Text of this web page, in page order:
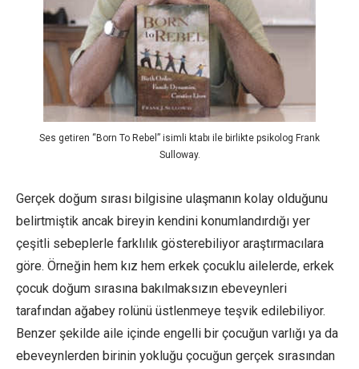
Ses getiren “Born To Rebel” isimli ktabı ile birlikte psikolog Frank
Sulloway.
Gerçek doğum sırası bilgisine ulaşmanın kolay olduğunu
belirtmiştik ancak bireyin kendini konumlandırdığı yer
çeşitli sebeplerle farklılık gösterebiliyor araştırmacılara
göre. Örneğin hem kız hem erkek çocuklu ailelerde, erkek
çocuk doğum sırasına bakılmaksızın ebeveynleri
tarafından ağabey rolünü üstlenmeye teşvik edilebiliyor.
Benzer şekilde aile içinde engelli bir çocuğun varlığı ya da
ebeveynlerden birinin yokluğu çocuğun gerçek sırasından